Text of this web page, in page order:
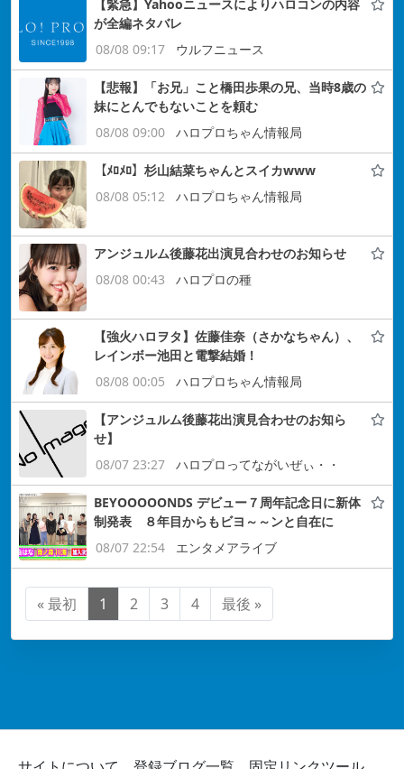
【緊急】Yahooニュースによりハロコンの内容
が全編ネタバレ
08/08 09:17
ウルフニュース
【悲報】「お兄」こと橋田歩果の兄、当時8歳の
妹にとんでもないことを頼む
08/08 09:00
ハロプロちゃん情報局
【ﾒﾛﾒﾛ】杉山結菜ちゃんとスイカwww
08/08 05:12
ハロプロちゃん情報局
アンジュルム後藤花出演見合わせのお知らせ
08/08 00:43
ハロプロの種
【強火ハロヲタ】佐藤佳奈（さかなちゃん）、
レインボー池田と電撃結婚！
08/08 00:05
ハロプロちゃん情報局
【アンジュルム後藤花出演見合わせのお知ら
せ】
08/07 23:27
ハロプロってながいぜぃ・・
BEYOOOOONDS デビュー７周年記念日に新体
制発表 ８年目からもビヨ～～ンと自在に
08/07 22:54
エンタメアライブ
« 最初 1 2 3 4 最後 »